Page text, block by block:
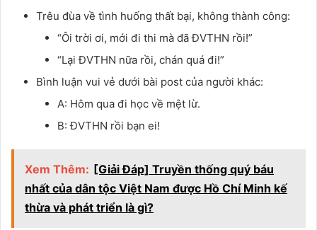
Trêu đùa về tình huống thất bại, không thành công:
“Ôi trời ơi, mới đi thi mà đã ĐVTHN rồi!”
“Lại ĐVTHN nữa rồi, chán quá đi!”
Bình luận vui vẻ dưới bài post của người khác:
A: Hôm qua đi học về mệt lừ.
B: ĐVTHN rồi bạn ei!
Xem Thêm: [Giải Đáp] Truyền thống quý báu
nhất của dân tộc Việt Nam được Hồ Chí Minh kế
thừa và phát triển là gì?